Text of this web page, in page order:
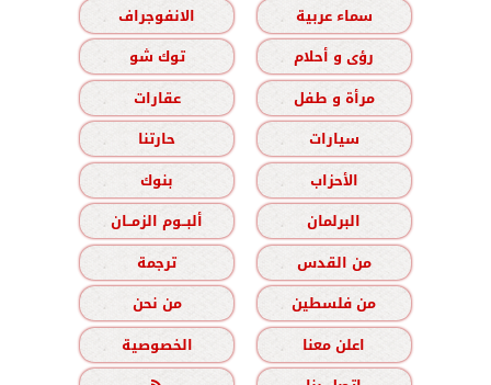
سماء عربية
الانفوجراف
رؤى و أحلام
توك شو
مرأة و طفل
عقارات
سيارات
حارتنا
الأحزاب
بنوك
البرلمان
ألبــوم الزمــان
من القدس
ترجمة
من فلسطين
من نحن
اعلن معنا
الخصوصية